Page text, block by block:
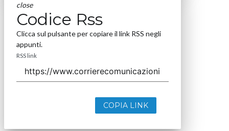
close
Codice Rss
Clicca sul pulsante per copiare il link RSS negli
appunti.
RSS link
COPIA LINK